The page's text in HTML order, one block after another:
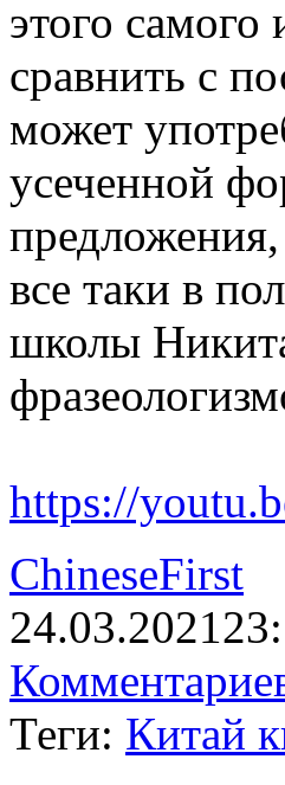
этого
сравнить с
может
усеченной
все таки в
школы
https://
ChineseFirst
24.03.2021
Теги: Китай